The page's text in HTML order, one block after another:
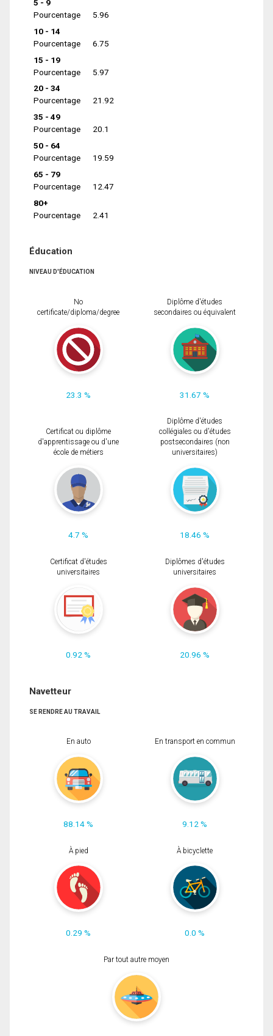
5 - 9
Pourcentage
5.96
10 - 14
Pourcentage
6.75
15 - 19
Pourcentage
5.97
20 - 34
Pourcentage
21.92
35 - 49
Pourcentage
20.1
50 - 64
Pourcentage
19.59
65 - 79
Pourcentage
12.47
80+
Pourcentage
2.41
Éducation
NIVEAU D'ÉDUCATION
No
certificate/diploma/degree
23.3 %
Diplôme d'études
secondaires ou équivalent
31.67 %
Certificat ou diplôme
d'apprentissage ou d'une
école de métiers
4.7 %
Diplôme d'études
collégiales ou d'études
postsecondaires (non
universitaires)
18.46 %
Certificat d'études
universitaires
0.92 %
Diplômes d'études
universitaires
20.96 %
Navetteur
SE RENDRE AU TRAVAIL
En auto
88.14 %
En transport en commun
9.12 %
À pied
0.29 %
À bicyclette
0.0 %
Par tout autre moyen